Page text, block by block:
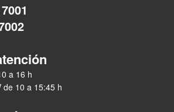
a 16 h
de 10 a 15:45 h